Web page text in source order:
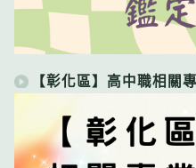
【彰化區】高中職相關